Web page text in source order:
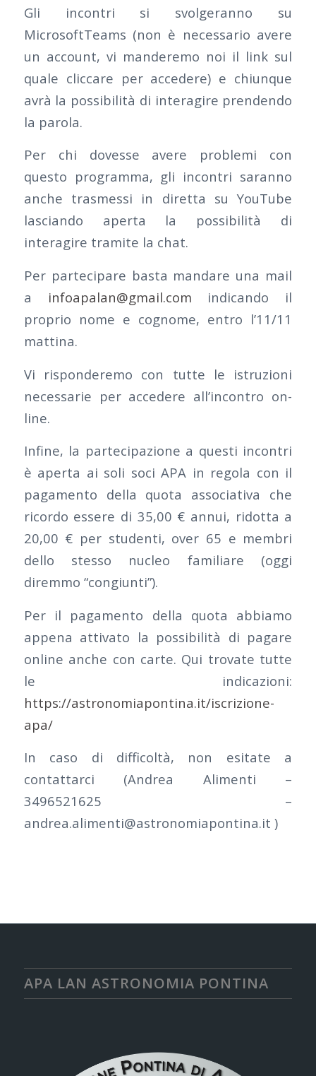
Gli incontri si svolgeranno su
MicrosoftTeams (non è necessario avere
un account, vi manderemo noi il link sul
quale cliccare per accedere) e chiunque
avrà la possibilità di interagire prendendo
la parola.
Per chi dovesse avere problemi con
questo programma, gli incontri saranno
anche trasmessi in diretta su YouTube
lasciando aperta la possibilità di
interagire tramite la chat.
Per partecipare basta mandare una mail
a infoapalan@gmail.com indicando il
proprio nome e cognome, entro l’11/11
mattina.
Vi risponderemo con tutte le istruzioni
necessarie per accedere all’incontro on-
line.
Infine, la partecipazione a questi incontri
è aperta ai soli soci APA in regola con il
pagamento della quota associativa che
ricordo essere di 35,00 € annui, ridotta a
20,00 € per studenti, over 65 e membri
dello stesso nucleo familiare (oggi
diremmo “congiunti”).
Per il pagamento della quota abbiamo
appena attivato la possibilità di pagare
online anche con carte. Qui trovate tutte
le indicazioni:
https://astronomiapontina.it/iscrizione-
apa/
In caso di difficoltà, non esitate a
contattarci (Andrea Alimenti –
3496521625 –
andrea.alimenti@astronomiapontina.it )
APA LAN ASTRONOMIA PONTINA